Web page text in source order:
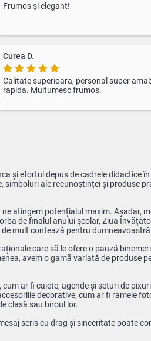
Frumos și elegant!
Curea D.
Calitate superioara, personal super
rapida. Multumesc frumos.
și efortul depus de cadrele didactice
ale recunoștinței și produse
atingem potențialul maxim. Așadar,
de finalul anului școlar, Ziua
mult contează pentru
care să le ofere o pauză
avem o gamă variată de produse
ar fi caiete, agende și seturi de
decorative, cum ar fi ramele
clasă sau biroul lor.
scris cu drag și sinceritate poate